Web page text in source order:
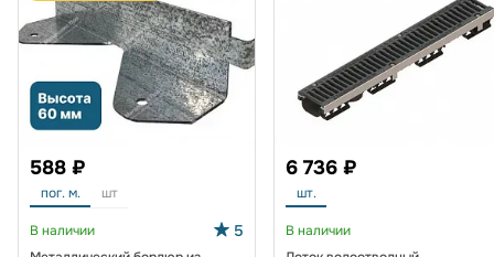
588 ₽
пог. м. шт
В наличии 5
6 736 ₽
шт.
В наличии